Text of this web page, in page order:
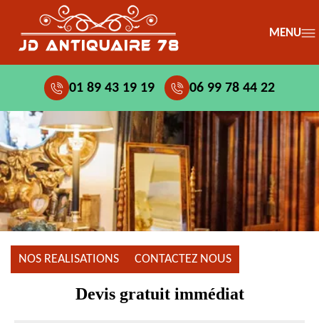
MENU
01 89 43 19 19 06 99 78 44 22
NOS REALISATIONS CONTACTEZ NOUS
Devis gratuit immédiat